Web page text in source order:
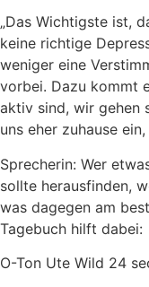
„Das Wichtigste ist,
keine richtige
weniger eine
vorbei. Dazu kommt
aktiv sind, wir gehen
uns eher zuhause
Sprecherin: Wer
sollte herausfinden,
was dagegen am
Tagebuch hilft dabei:
O-Ton Ute Wild 24